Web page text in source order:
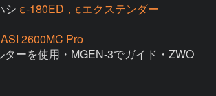
シ ε-180ED，εエクステンダー
ASI 2600MC Pro
ターを使用・MGEN-3でガイド・ZWO